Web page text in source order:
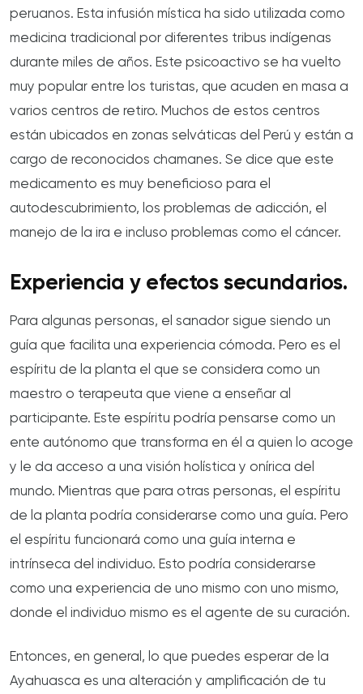
peruanos. Esta infusión mística ha sido utilizada como
medicina tradicional por diferentes tribus indígenas
durante miles de años. Este psicoactivo se ha vuelto
muy popular entre los turistas, que acuden en masa a
varios centros de retiro. Muchos de estos centros
están ubicados en zonas selváticas del Perú y están a
cargo de reconocidos chamanes. Se dice que este
medicamento es muy beneficioso para el
autodescubrimiento, los problemas de adicción, el
manejo de la ira e incluso problemas como el cáncer.
Experiencia y efectos secundarios.
Para algunas personas, el sanador sigue siendo un
guía que facilita una experiencia cómoda. Pero es el
espíritu de la planta el que se considera como un
maestro o terapeuta que viene a enseñar al
participante. Este espíritu podría pensarse como un
ente autónomo que transforma en él a quien lo acoge
y le da acceso a una visión holística y onírica del
mundo. Mientras que para otras personas, el espíritu
de la planta podría considerarse como una guía. Pero
el espíritu funcionará como una guía interna e
intrínseca del individuo. Esto podría considerarse
como una experiencia de uno mismo con uno mismo,
donde el individuo mismo es el agente de su curación.
Entonces, en general, lo que puedes esperar de la
Ayahuasca es una alteración y amplificación de tu